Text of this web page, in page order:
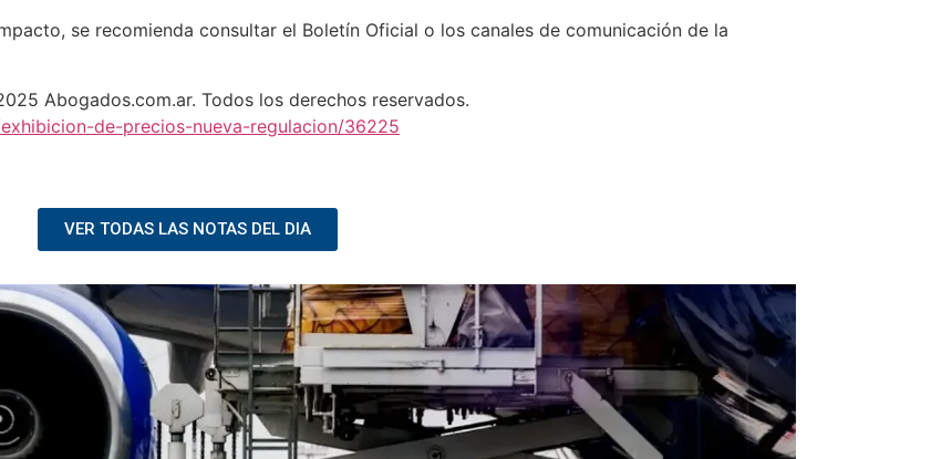
se recomienda consultar el Boletín Oficial o los canales de comunicación de la
Abogados.com.ar. Todos los derechos reservados.
de-precios-nueva-regulacion/36225
VER TODAS LAS NOTAS DEL DIA